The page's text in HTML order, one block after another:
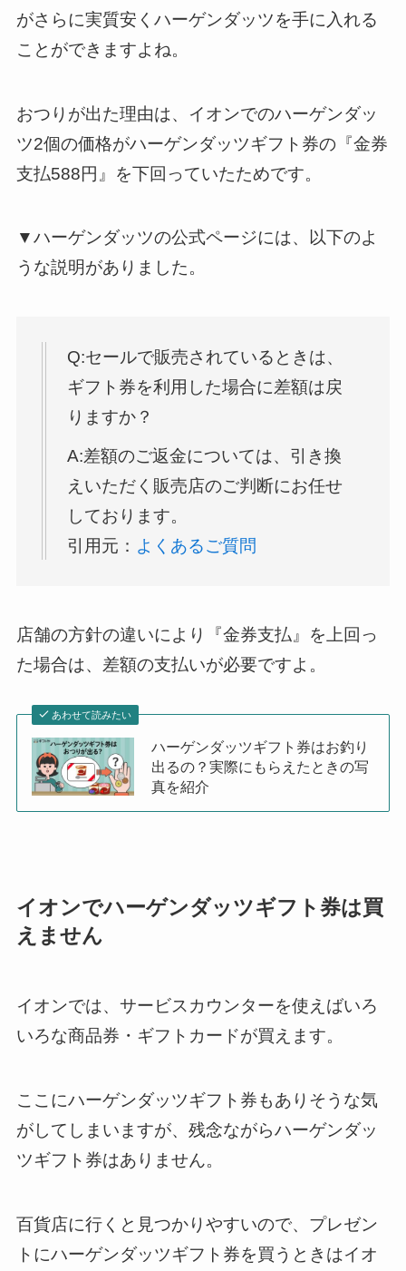
がさらに実質安くハーゲンダッツを手に入れる
ことができますよね。
おつりが出た理由は、イオンでのハーゲンダッ
ツ2個の価格がハーゲンダッツギフト券の『金券
支払588円』を下回っていたためです。
▼ハーゲンダッツの公式ページには、以下のよ
うな説明がありました。
Q:セールで販売されているときは、
ギフト券を利用した場合に差額は戻
りますか？
A:差額のご返金については、引き換
えいただく販売店のご判断にお任せ
しております。
引用元： よくあるご質問
店舗の方針の違いにより『金券支払』を上回っ
た場合は、差額の支払いが必要ですよ。
あわせて読みたい
ハーゲンダッツギフト券はお釣り
出るの？実際にもらえたときの写
真を紹介
イオンでハーゲンダッツギフト券は買
えません
イオンでは、サービスカウンターを使えばいろ
いろな商品券・ギフトカードが買えます。
ここにハーゲンダッツギフト券もありそうな気
がしてしまいますが、残念ながらハーゲンダッ
ツギフト券はありません。
百貨店に行くと見つかりやすいので、プレゼン
トにハーゲンダッツギフト券を買うときはイオ